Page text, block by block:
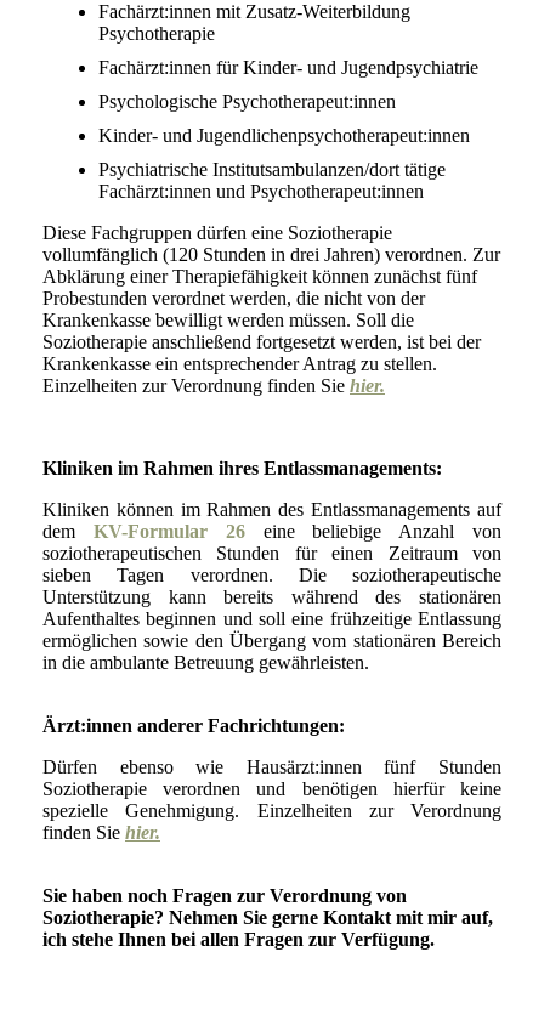
Fachärzt:innen mit Zusatz-Weiterbildung
Psychotherapie
Fachärzt:innen für Kinder- und Jugendpsychiatrie
Psychologische Psychotherapeut:innen
Kinder- und Jugendlichenpsychotherapeut:innen
Psychiatrische Institutsambulanzen/dort tätige
Fachärzt:innen und Psychotherapeut:innen
Diese Fachgruppen dürfen eine Soziotherapie
vollumfänglich (120 Stunden in drei Jahren) verordnen. Zur
Abklärung einer Therapiefähigkeit können zunächst fünf
Probestunden verordnet werden, die nicht von der
Krankenkasse bewilligt werden müssen. Soll die
Soziotherapie anschließend fortgesetzt werden, ist bei der
Krankenkasse ein entsprechender Antrag zu stellen.
Einzelheiten zur Verordnung finden Sie hier.
Kliniken im Rahmen ihres Entlassmanagements:
Kliniken können im Rahmen des Entlassmanagements auf
dem KV-Formular 26eine beliebige Anzahl von
soziotherapeutischen Stunden für einen Zeitraum von
sieben Tagen verordnen. Die soziotherapeutische
Unterstützung kann bereits während des stationären
Aufenthaltes beginnen und soll eine frühzeitige Entlassung
ermöglichen sowie den Übergang vom stationären Bereich
in die ambulante Betreuung gewährleisten.
Ärzt:innen anderer Fachrichtungen:
Dürfen ebenso wie Hausärzt:innen fünf Stunden
Soziotherapie verordnen und benötigen hierfür keine
spezielle Genehmigung. Einzelheiten zur Verordnung
finden Sie hier.
Sie haben noch Fragen zur Verordnung von
Soziotherapie? Nehmen Sie gerne Kontakt mit mir auf,
ich stehe Ihnen bei allen Fragen zur Verfügung.